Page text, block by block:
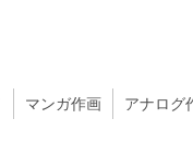
マンガ作画
アナログ